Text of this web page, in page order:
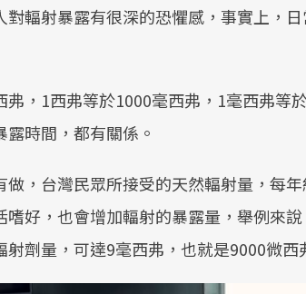
對輻射暴露有很深的恐懼感，事實上，
弗，1西弗等於1000毫西弗，1毫西弗等
時間，都有關係。
做，台灣民眾所接受的天然輻射量，每
嗜好，也會增加輻射的暴露量，舉例來
射劑量，可達9毫西弗，也就是9000微西